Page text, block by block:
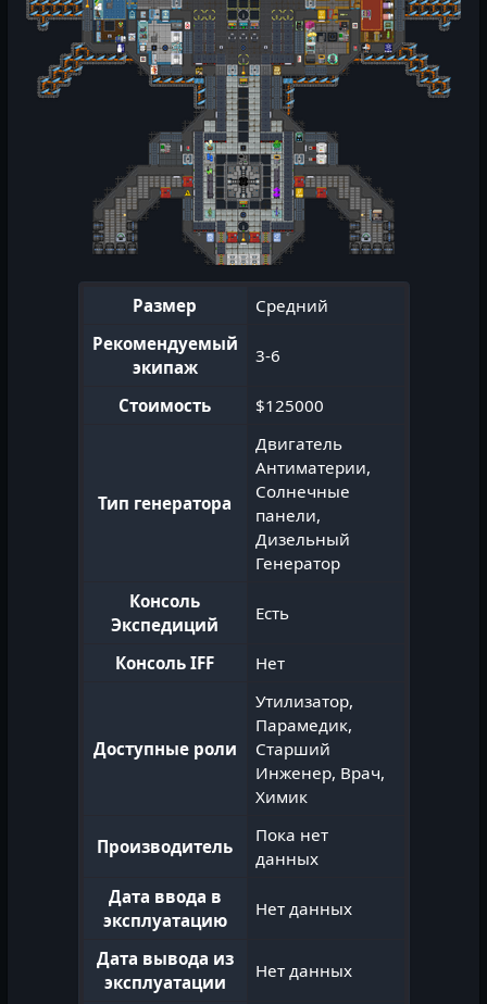
Размер
Средний
Рекомендуемый
экипаж
3-6
Стоимость $125000
Тип генератора
Двигатель
Антиматерии,
Солнечные
панели,
Дизельный
Генератор
Консоль
Экспедиций
Есть
Консоль IFF Нет
Доступные роли
Утилизатор,
Парамедик,
Старший
Инженер, Врач,
Химик
Производитель
Пока нет
данных
Дата ввода в
эксплуатацию
Нет данных
Дата вывода из
эксплуатации
Нет данных